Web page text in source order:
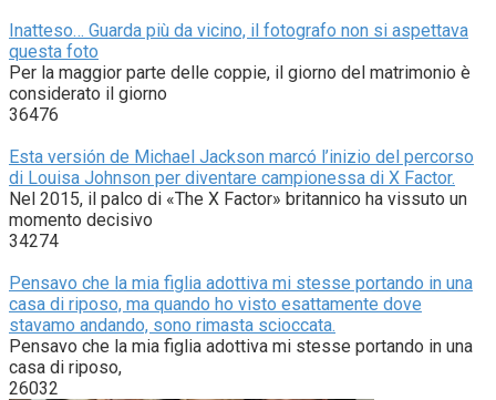
Inatteso… Guarda più da vicino, il fotografo non si aspettava
questa foto
Per la maggior parte delle coppie, il giorno del matrimonio è
considerato il giorno
36476
Esta versión de Michael Jackson marcó l’inizio del percorso
di Louisa Johnson per diventare campionessa di X Factor.
Nel 2015, il palco di «The X Factor» britannico ha vissuto un
momento decisivo
34274
Pensavo che la mia figlia adottiva mi stesse portando in una
casa di riposo, ma quando ho visto esattamente dove
stavamo andando, sono rimasta scioccata.
Pensavo che la mia figlia adottiva mi stesse portando in una
casa di riposo,
26032